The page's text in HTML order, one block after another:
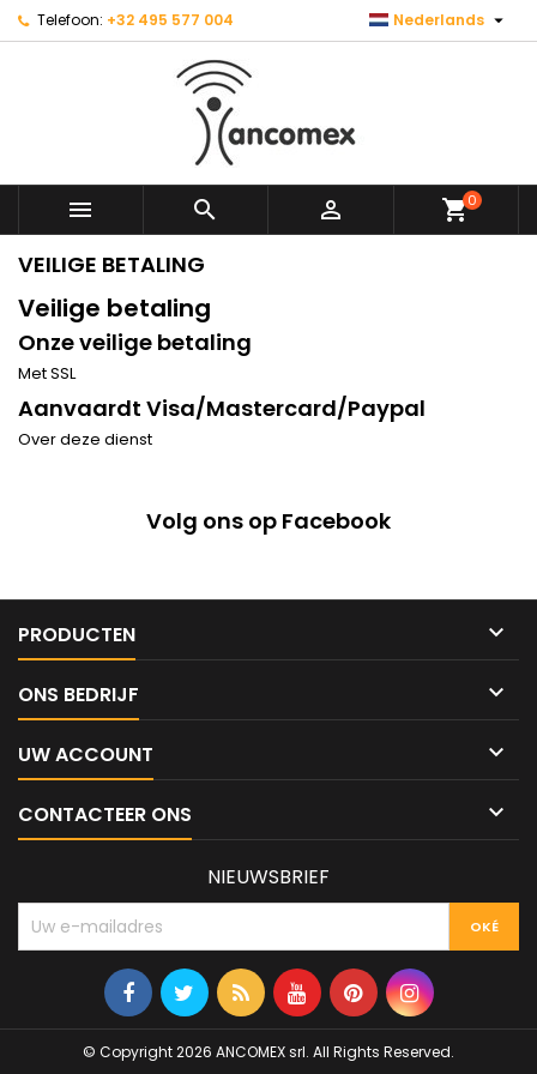
Telefoon: +32 495 577 004 Nederlands 
   shopping_cart0
VEILIGE BETALING
Veilige betaling
Onze veilige betaling
Met SSL
Aanvaardt Visa/Mastercard/Paypal
Over deze dienst
Volg ons op Facebook
PRODUCTEN 
ONS BEDRIJF 
UW ACCOUNT 
CONTACTEER ONS 
NIEUWSBRIEF
© Copyright 2026 ANCOMEX srl. All Rights Reserved.